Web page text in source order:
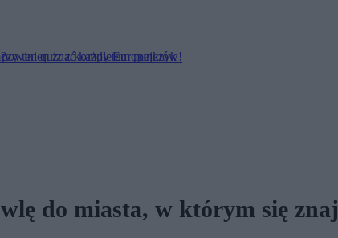
do miasta, w którym się
znać każdy Europejczyk
ten quiz z kompletem punktów!